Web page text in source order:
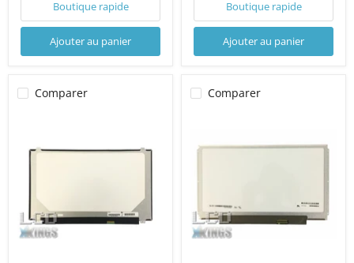
Boutique rapide
Ajouter au panier
Boutique rapide
Ajouter au panier
Comparer Comparer